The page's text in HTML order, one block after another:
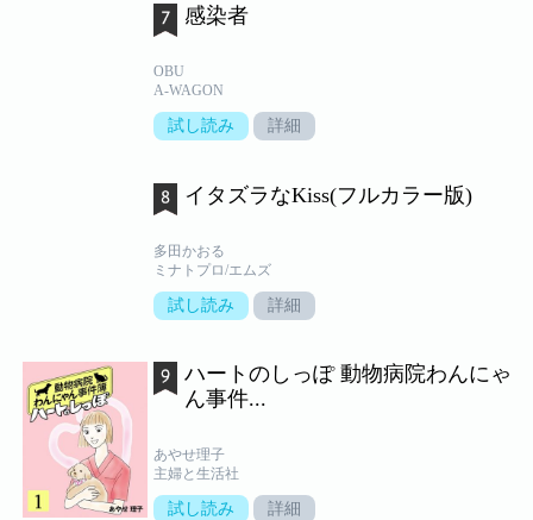
感染者
OBU
A-WAGON
試し読み 詳細
イタズラなKiss(フルカラー版)
多田かおる
ミナトプロ/エムズ
試し読み 詳細
ハートのしっぽ 動物病院わんにゃ
ん事件...
あやせ理子
主婦と生活社
試し読み 詳細